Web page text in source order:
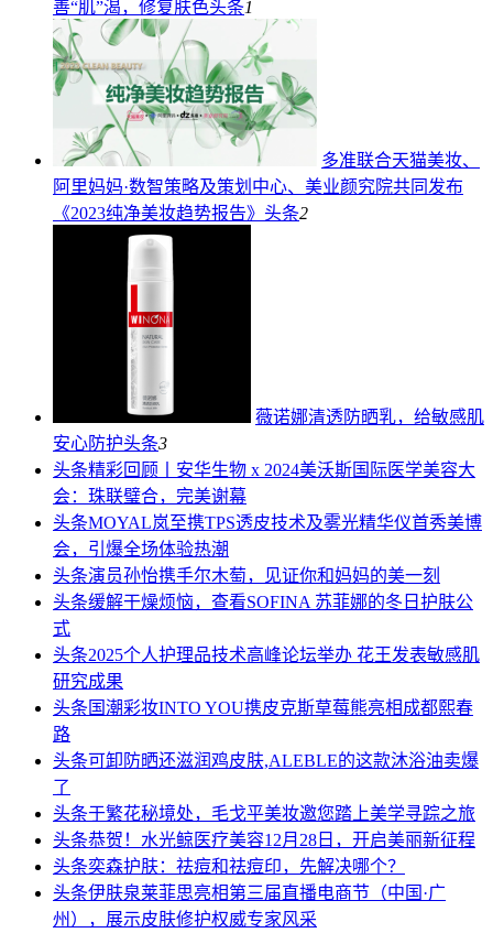
善“肌”渴，修复肤色头条1
多准联合天猫美妆、
阿里妈妈·数智策略及策划中心、美业颜究院共同发布
《2023纯净美妆趋势报告》 头条2
薇诺娜清透防晒乳，给敏感肌
安心防护头条3
头条精彩回顾丨安华生物 x 2024美沃斯国际医学美容大
会：珠联璧合，完美谢幕
头条MOYAL岚至携TPS透皮技术及雾光精华仪首秀美博
会，引爆全场体验热潮
头条演员孙怡携手尔木萄，见证你和妈妈的美一刻
头条缓解干燥烦恼，查看SOFINA 苏菲娜的冬日护肤公
式
头条2025个人护理品技术高峰论坛举办 花王发表敏感肌
研究成果
头条 国潮彩妆INTO YOU携皮克斯草莓熊亮相成都熙春
路
头条可卸防晒还滋润鸡皮肤,ALEBLE的这款沐浴油卖爆
了
头条于繁花秘境处，毛戈平美妆邀您踏上美学寻踪之旅
头条恭贺！水光鲸医疗美容12月28日，开启美丽新征程
头条奕森护肤：祛痘和祛痘印，先解决哪个？
头条伊肤泉莱菲思亮相第三届直播电商节（中国·广
州），展示皮肤修护权威专家风采